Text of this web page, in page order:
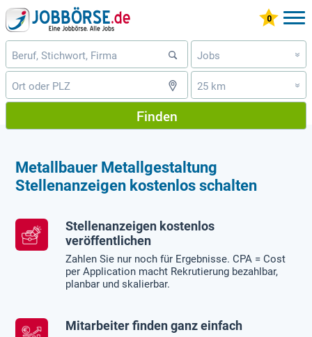
Jobs »
25 km »
Finden
Metallbauer Metallgestaltung
Stellenanzeigen kostenlos schalten
Stellenanzeigen kostenlos
veröffentlichen
Zahlen Sie nur noch für Ergebnisse. CPA = Cost
per Application macht Rekrutierung bezahlbar,
planbar und skalierbar.
Mitarbeiter finden ganz einfach